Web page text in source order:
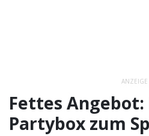
ANZEIGE
Fettes
Partybox zum